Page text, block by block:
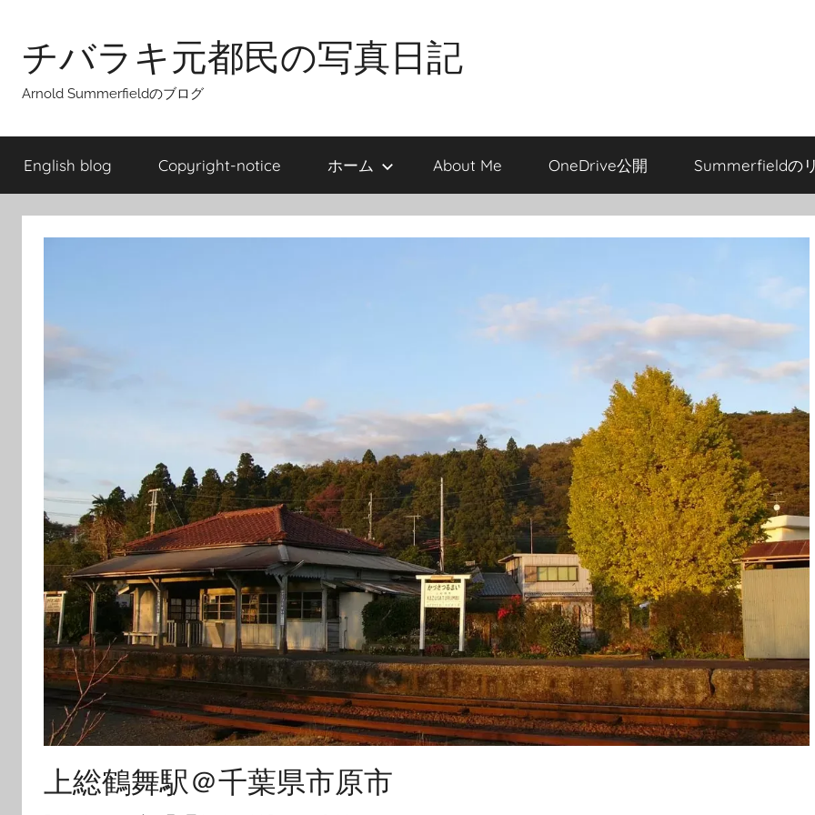
contentチバラキ元都民の写真日記
Arnold Summerfieldのブログ
English blog Copyright-notice ホーム About Me OneDrive公開 Summerfieldの
上総鶴舞駅＠千葉県市原市